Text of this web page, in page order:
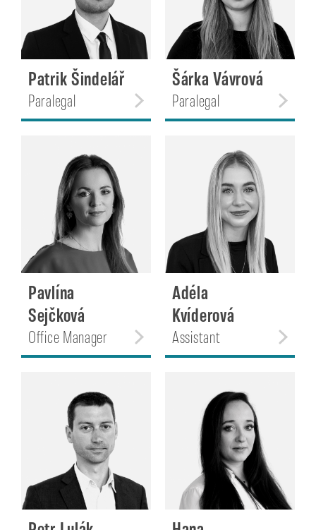
Patrik Šindelář
Paralegal
Šárka Vávrová
Paralegal
Pavlína
Sejčková
Office Manager
Adéla
Kvíderová
Assistant